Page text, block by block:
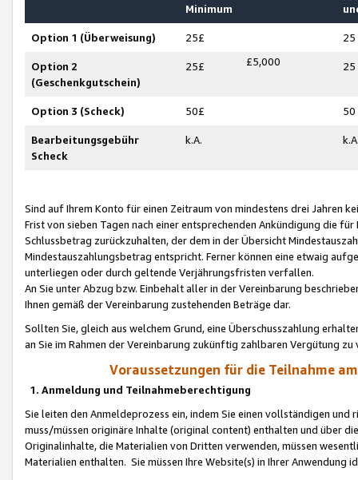
Minimum
Option 1 (Überweisung) 25£ 25
Option 2
(Geschenkgutschein)
25£ £5,000 25
Option 3 (Scheck) 50£ 50
Bearbeitungsgebühr
Scheck
k.A.
Sind auf Ihrem Konto für einen Zeitraum von mindestens drei Jahren
Frist von sieben Tagen nach einer entsprechenden Ankündigung die
Schlussbetrag zurückzuhalten, der dem in der Übersicht
Mindestauszahlungsbetrag entspricht. Ferner können eine etwaig
unterliegen oder durch geltende Verjährungsfristen verfallen.
An Sie unter Abzug bzw. Einbehalt aller in der Vereinbarung
Ihnen gemäß der Vereinbarung zustehenden Beträge dar.
Sollten Sie, gleich aus welchem Grund, eine Überschusszahlung
an Sie im Rahmen der Vereinbarung zukünftig zahlbaren Vergütung zu
Voraussetzungen für die Teilnahme
1. Anmeldung und Teilnahmeberechtigung
Sie leiten den Anmeldeprozess ein, indem Sie einen vollständigen
muss/müssen originäre Inhalte (original content) enthalten und über
Originalinhalte, die Materialien von Dritten verwenden, müssen
Materialien enthalten. Sie müssen Ihre Website(s) in Ihrer Anwendung